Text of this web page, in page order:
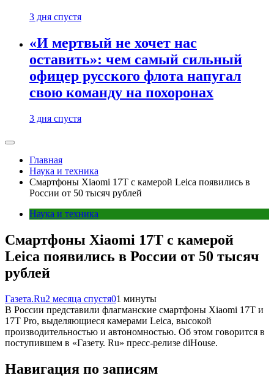
3 дня спустя
«И мертвый не хочет нас
оставить»: чем самый сильный
офицер русского флота напугал
свою команду на похоронах
3 дня спустя
Главная
Наука и техника
Смартфоны Xiaomi 17T с камерой Leica появились в
России от 50 тысяч рублей
Наука и техника
Смартфоны Xiaomi 17T с камерой
Leica появились в России от 50 тысяч
рублей
Газета.Ru2 месяца спустя01 минуты
В России представили флагманские смартфоны Xiaomi 17T и
17T Pro, выделяющиеся камерами Leica, высокой
производительностью и автономностью. Об этом говорится в
поступившем в «Газету. Ru» пресс-релизе diHouse.
Навигация по записям